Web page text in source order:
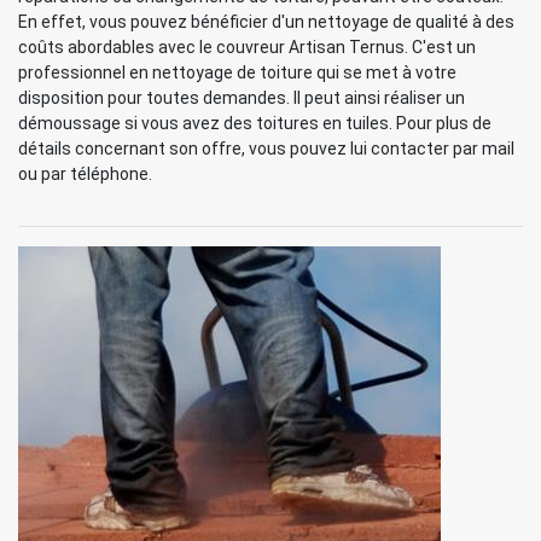
En effet, vous pouvez bénéficier d'un nettoyage de qualité à des
coûts abordables avec le couvreur Artisan Ternus. C'est un
professionnel en nettoyage de toiture qui se met à votre
disposition pour toutes demandes. Il peut ainsi réaliser un
démoussage si vous avez des toitures en tuiles. Pour plus de
détails concernant son offre, vous pouvez lui contacter par mail
ou par téléphone.